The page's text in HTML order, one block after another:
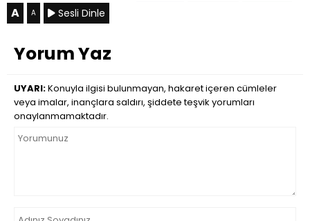
A A Sesli Dinle
Yorum Yaz
UYARI:Konuyla ilgisi bulunmayan, hakaret içeren cümleler
veya imalar, inançlara saldırı, şiddete teşvik yorumları
onaylanmamaktadır.